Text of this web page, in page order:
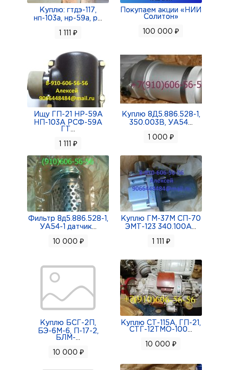
гс-18мо;
куплю: 11тф30см-0; 11тф30см-1; 11тф30м а также
зип к ним,
8д2.966.022-7; мкт-17б; мкт-361а; мкв-251а;
эмт-230;
куплю: клапаны 772; мкт-17б; катушки кр-12си;
сп-0,4э; сп-0,6э;
Куплю: гтдэ-117,
нп-103а, нр-59а, р
1 111 ₽
Покупаем акции «НИИ
Солитон»
100 000 ₽
Ищу ГП-21 НР-59А
НП-103А РСФ-59А
1 111 ₽
Куплю 8Д5.886.528-1,
350.003В, УА54...
1 000 ₽
Фильтр 8д5.886.528-1,
УА54-1 датчик
10 000 ₽
Куплю ГМ-37М СП-70
ЭМТ-123 340.100А
1 111 ₽
Куплю БСГ-2П,
БЭ-6М-6, П-17-2,
БЛМ-
10 000 ₽
Куплю СТ-115А, ГП-21,
СТГ-12ТМО-100
10 000 ₽